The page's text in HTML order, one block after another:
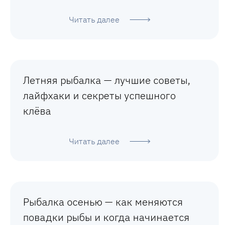
Читать далее
Летняя рыбалка — лучшие советы,
лайфхаки и секреты успешного
клёва
Читать далее
Рыбалка осенью — как меняются
повадки рыбы и когда начинается